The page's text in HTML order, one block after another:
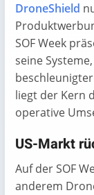
DroneShield
SOF Week
seine
liegt der Kern
operative
US-Markt
Auf der SOF
anderem